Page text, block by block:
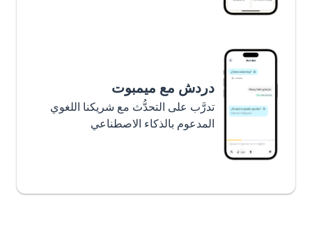
دردش مع ميمبوت
تدرَّب على التحدُّث مع شريكنا اللغوي
المدعوم بالذكاء الاصطناعي